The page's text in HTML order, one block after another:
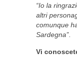
“Io la
altri
comunque
Sardegna”
Vi